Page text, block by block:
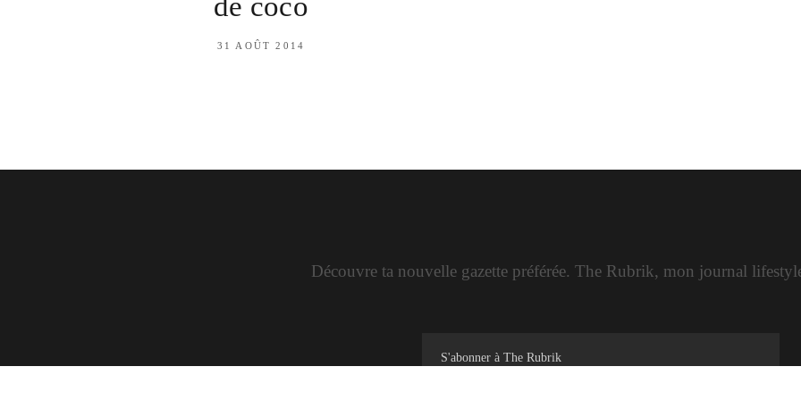
de coco
31 AOÛT 2014
Découvre ta nouvelle gazette préférée. The Rubrik, mon journal